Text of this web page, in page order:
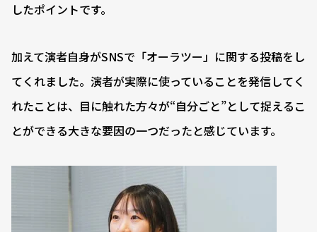
したポイントです。
加えて演者自身がSNSで「オーラツー」に関する投稿をし
てくれました。演者が実際に使っていることを発信してく
れたことは、目に触れた方々が“自分ごと”として捉えるこ
とができる大きな要因の一つだったと感じています。